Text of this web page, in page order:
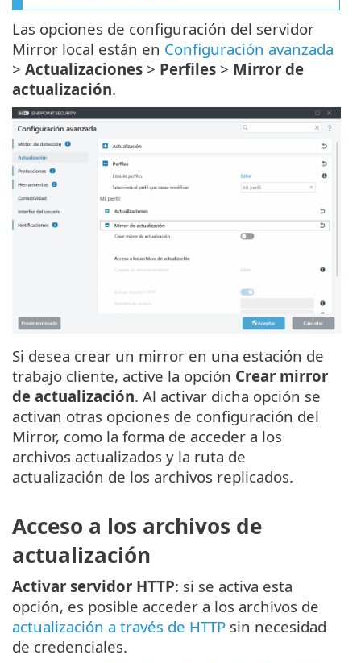
Las opciones de configuración del servidor
Mirror local están en Configuración avanzada
> Actualizaciones > Perfiles > Mirror de
actualización.
Si desea crear un mirror en una estación de
trabajo cliente, active la opción Crear mirror
de actualización. Al activar dicha opción se
activan otras opciones de configuración del
Mirror, como la forma de acceder a los
archivos actualizados y la ruta de
actualización de los archivos replicados.
Acceso a los archivos de
actualización
Activar servidor HTTP: si se activa esta
opción, es posible acceder a los archivos de
actualización a través de HTTP sin necesidad
de credenciales.